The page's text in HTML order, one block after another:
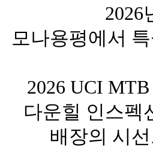
2026
모나용평에서
2026 UCI
다운힐 인 스펙
배장의 시